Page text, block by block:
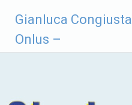
contenuto
Gianluca Congiusta
Onlus –